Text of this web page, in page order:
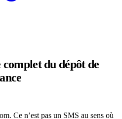
du dépôt de
Ce n’est pas un SMS au sens où